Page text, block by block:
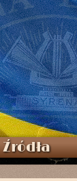
Źródła